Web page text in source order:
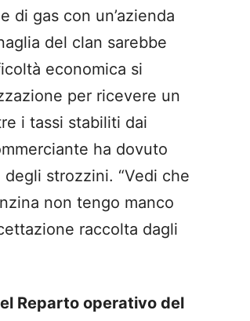
di gas con un’azienda
del clan sarebbe
economica si
per ricevere un
i tassi stabiliti dai
ha dovuto
strozzini. “Vedi che
non tengo manco
raccolta dagli
Reparto operativo del